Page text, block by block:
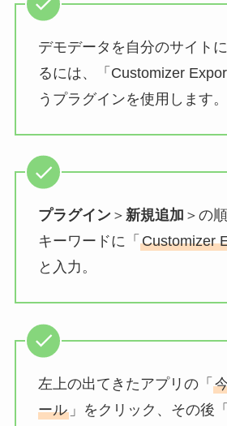
デモデータを自分のサイト
るには、「Customizer
うプラグインを使用します。
プラグイン＞ 新規追加 ＞の
キーワードに「 Customizer
と入力。
左上の出てきたアプリの「
ール」をクリック、その後「